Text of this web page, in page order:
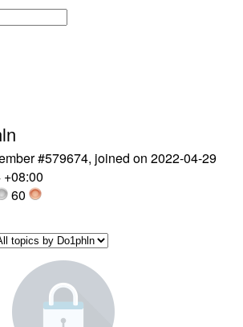
#579674, joined on 2022-04-29
+08:00
60